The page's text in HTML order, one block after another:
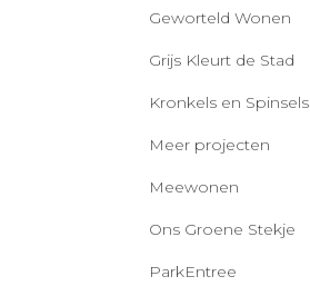
Geworteld Wonen
Grijs Kleurt de Stad
Kronkels en Spinsels
Meer projecten
Meewonen
Ons Groene Stekje
ParkEntree